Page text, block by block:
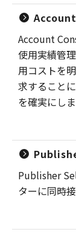
Account
使用実績管
用コストを
求すること
を確実にしま
Publisher
ターに同時